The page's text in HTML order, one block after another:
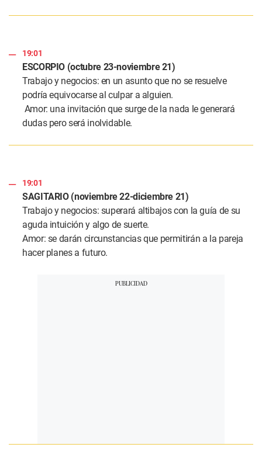
19:01
ESCORPIO (octubre 23-noviembre 21)
Trabajo y negocios: en un asunto que no se resuelve
podría equivocarse al culpar a alguien.
Amor: una invitación que surge de la nada le generará
dudas pero será inolvidable.
19:01
SAGITARIO (noviembre 22-diciembre 21)
Trabajo y negocios: superará altibajos con la guía de su
aguda intuición y algo de suerte.
Amor: se darán circunstancias que permitirán a la pareja
hacer planes a futuro.